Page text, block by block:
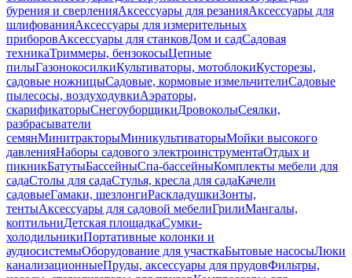
бурения и сверленияАксессуары для резанияАксессуары для
шлифованияАксессуары для измерительных
приборовАксессуары для станковДом и садСадовая
техникаТриммеры, бензокосыЦепные
пилыГазонокосилкиКультиваторы, мотоблокиКусторезы,
садовые ножницыСадовые, кормовые измельчителиСадовые
пылесосы, воздуходувкиАэраторы,
скарификаторыСнегоуборщикиДровоколыСеялки,
разбрасыватели
семянМинитракторыМиникультиваторыМойки высокого
давленияНаборы садового электроинструментаОтдых и
пикникБатутыБассейныСпа-бассейныКомплекты мебели для
садаСтолы для садаСтулья, кресла для садаКачели
садовыеГамаки, шезлонгиРаскладушкиЗонты,
тентыАксессуары для садовой мебелиГрилиМангалы,
коптильниДетская площадкаСумки-
холодильникиПортативные колонки и
аудиосистемыОборудование для участкаБытовые насосыЛюки
канализационныеПруды, аксессуары для прудовФильтры,